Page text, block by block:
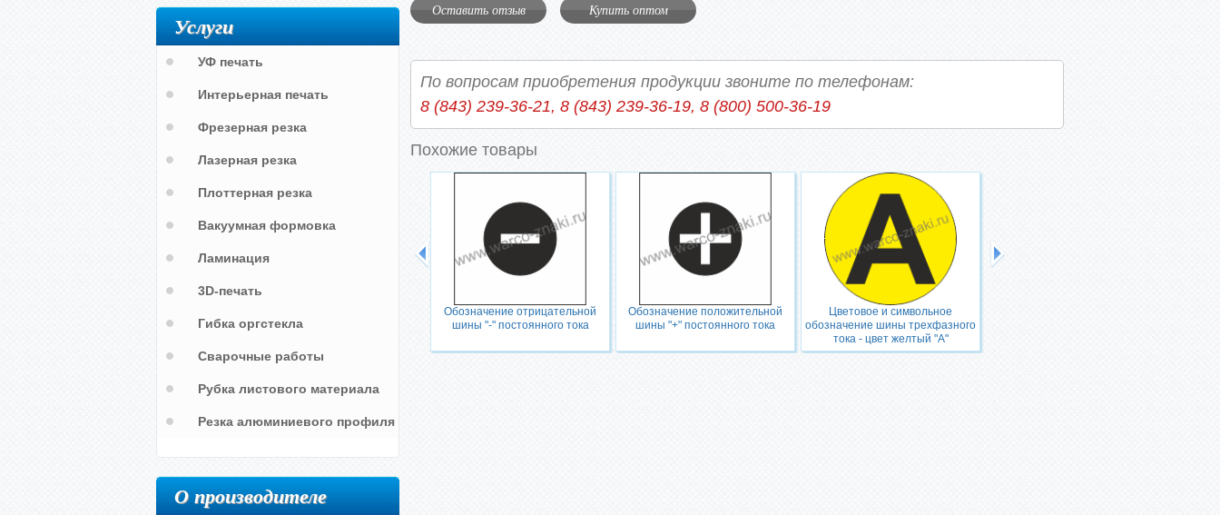
Оставить отзыв Купить оптом
По вопросам приобретения продукции звоните по телефонам:
8 (843) 239-36-21, 8 (843) 239-36-19, 8 (800) 500-36-19
Похожие товары
обозначение - уравнивания
Обозначение отрицательной
шины "-" постоянного тока
Обозначение положительной
шины "+" постоянного тока
Цветовое и символьное
обозначение шины трехфазного
тока - цвет желтый "А"
Услуги
УФ печать
Интерьерная печать
Фрезерная резка
Лазерная резка
Плоттерная резка
Вакуумная формовка
Ламинация
3D-печать
Гибка оргстекла
Сварочные работы
Рубка листового материала
Резка алюминиевого профиля
О производителе